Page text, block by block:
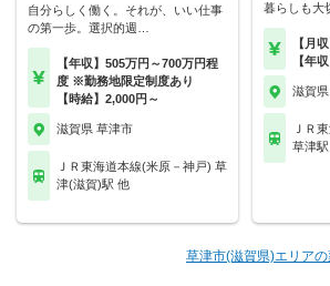
自分らしく働く。それが、いい仕事
の第一歩。選択的週…
【年収】505万円～700万円程
度 ※勤務地限定制度あり
【時給】2,000円～
滋賀県 草津市
ＪＲ東海道本線(米原－神戸) 草
津(滋賀)駅 他
暮らしも大
【月
【年
滋賀
ＪＲ
草津駅
草津市(滋賀県)エリア